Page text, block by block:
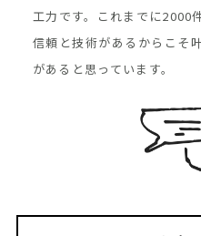
工力です。これまでに2000
信頼と技術があるからこそ
があると思っています。